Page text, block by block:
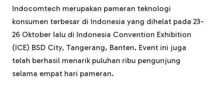
Indocomtech merupakan pameran teknologi
konsumen terbesar di Indonesia yang dihelat pada 23-
26 Oktober lalu di Indonesia Convention Exhibition
(ICE) BSD City, Tangerang, Banten. Event ini juga
telah berhasil menarik puluhan ribu pengunjung
selama empat hari pameran.